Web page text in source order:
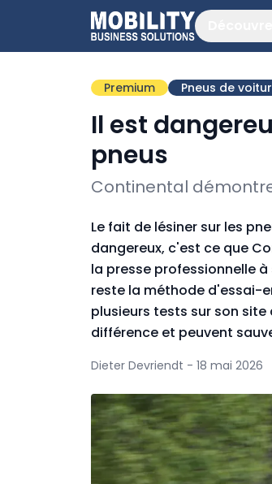
Premium Pneus de
Il est
pneus
Continental
Le fait de lésiner sur les
dangereux, c'est ce que
la presse professionnelle
reste la méthode d'essai-
plusieurs tests sur son
différence et peuvent
Dieter Devriendt - 18 mai 2026